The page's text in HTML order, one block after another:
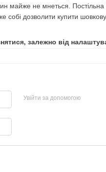
майже не мнеться. Постільна
собі дозволити купити
залежно від
Увійти за допомогою